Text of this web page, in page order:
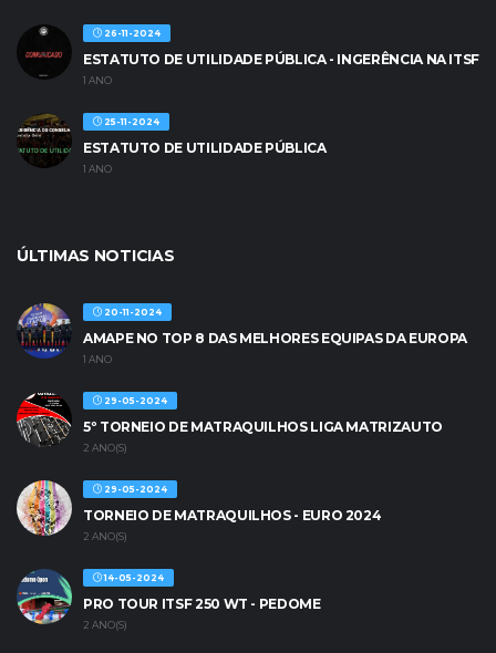
26-11-2024
ESTATUTO DE UTILIDADE PÚBLICA - INGERÊNCIA NA ITSF
1 ANO
25-11-2024
ESTATUTO DE UTILIDADE PÚBLICA
1 ANO
ÚLTIMAS NOTICIAS
20-11-2024
AMAPE NO TOP 8 DAS MELHORES EQUIPAS DA EUROPA
1 ANO
29-05-2024
5º TORNEIO DE MATRAQUILHOS LIGA MATRIZAUTO
2 ANO(S)
29-05-2024
TORNEIO DE MATRAQUILHOS - EURO 2024
2 ANO(S)
14-05-2024
PRO TOUR ITSF 250 WT - PEDOME
2 ANO(S)